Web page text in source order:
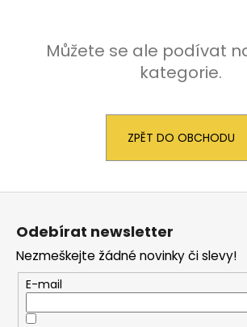
Můžete se ale podívat
kategorie.
ZPĚT DO OBCHODU
í
?
Odebírat newsletter
Nezmeškejte žádné novinky či slevy!
E-mail